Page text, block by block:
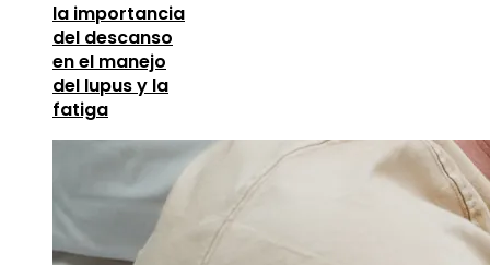
la importancia
del descanso
en el manejo
del lupus y la
fatiga